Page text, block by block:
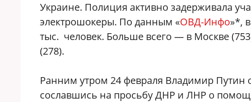
Украине. Полиция активно задерживала
электрошокеры. По данным «ОВД-Инфо»*,
тыс. человек. Больше всего — в Москве
(278).
Ранним утром 24 февраля Владимир Путин
сославшись на просьбу ДНР и ЛНР о